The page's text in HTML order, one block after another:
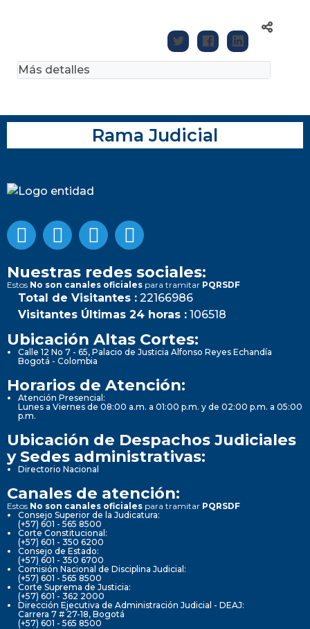
Más detalles
Rama Judicial
Nuestras redes sociales:
Estos No son canales oficiales para tramitar PQRSDF
Total de Visitantes : 22166986
Visitantes Últimas 24 horas : 106518
Ubicación Altas Cortes:
Calle 12 No 7 - 65, Palacio de Justicia Alfonso Reyes Echandía
Bogotá - Colombia
Horarios de Atención:
Atención Presencial:
Lunes a Viernes de 08:00 a.m. a 01:00 p.m. y de 02:00 p.m. a 05:00
p.m.
Ubicación de Despachos Judiciales
y Sedes administrativas:
Directorio Nacional
Canales de atención:
Estos No son canales oficiales para tramitar PQRSDF
Consejo Superior de la Judicatura:
(+57) 601 - 565 8500
Corte Constitucional:
(+57) 601 - 350 6200
Consejo de Estado:
(+57) 601 - 350 6700
Comisión Nacional de Disciplina Judicial:
(+57) 601 - 565 8500
Corte Suprema de Justicia:
(+57) 601 - 362 2000
Dirección Ejecutiva de Administración Judicial - DEAJ:
Carrera 7 # 27-18, Bogotá
(+57) 601 - 565 8500